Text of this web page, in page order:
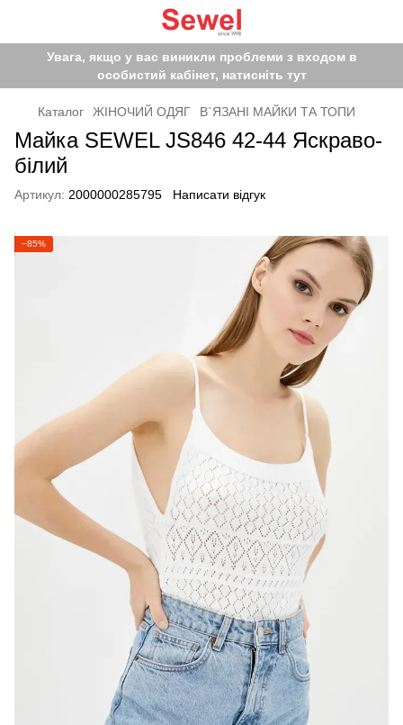
Увага, якщо у вас виникли проблеми з входом в
особистий кабінет, натисніть тут
Каталог ЖІНОЧИЙ ОДЯГ В`ЯЗАНІ МАЙКИ ТА ТОПИ
Майка SEWEL JS846 42-44 Яскраво-
білий
Артикул: 2000000285795 Написати відгук
−85%